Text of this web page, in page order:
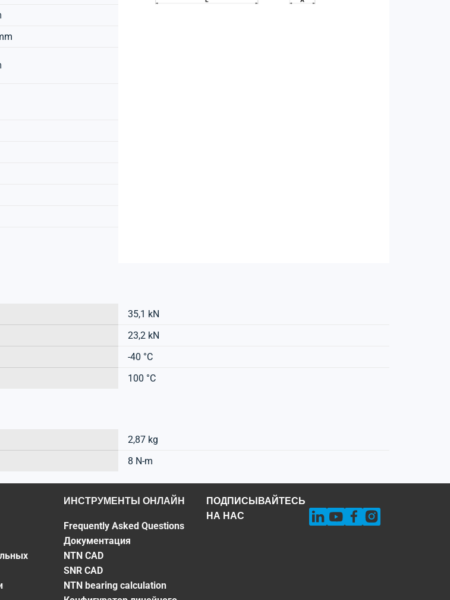
35,1 kN
23,2 kN
-40 °C
100 °C
2,87 kg
8 N-m
ИНСТРУМЕНТЫ ОНЛАЙН
Frequently Asked Questions
Документация
NTN CAD
SNR CAD
NTN bearing calculation
ПОДПИСЫВАЙТЕСЬ
НА НАС